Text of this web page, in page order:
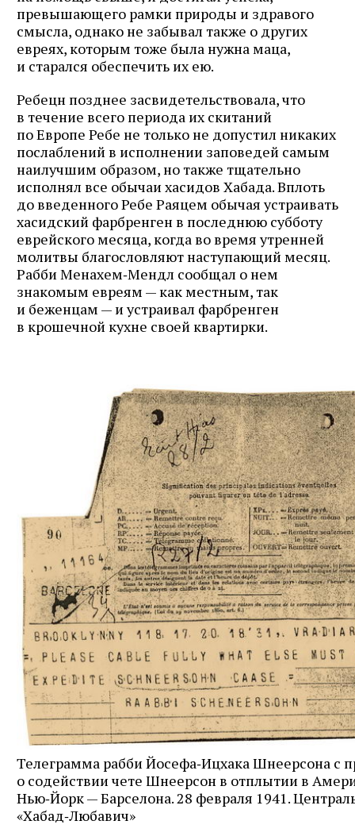
превышающего рамки природы и здравого
смысла, однако не забывал также о других
евреях, которым тоже была нужна маца,
и старался обеспечить их ею.
Ребецн позднее засвидетельствовала, что
в течение всего периода их скитаний
по Европе Ребе не только не допустил никаких
послаблений в исполнении заповедей самым
наилучшим образом, но также тщательно
исполнял все обычаи хасидов Хабада. Вплоть
до введенного Ребе Раяцем обычая устраивать
хасидский фарбренген в последнюю субботу
еврейского месяца, когда во время утренней
молитвы благословляют наступающий месяц.
Рабби Менахем‑Мендл сообщал о нем
знакомым евреям — как местным, так
и беженцам — и устраивал фарбренген
в крошечной кухне своей квартирки.
Телеграмма рабби Йосефа‑Ицхака Шнеерсона с
о содействии чете Шнеерсон в отплытии в
Нью‑Йорк — Барселона. 28 февраля 1941.
«Хабад‑Любавич»
Журнал ЛЕХАИМ в вашем
email
Подпишитесь на рассылку журнала ЛЕХАИМ и получайте
самые интересные публикации с сайта по электронной
почте
Подписаться